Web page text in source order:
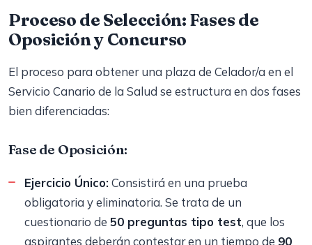
Proceso de Selección: Fases de
Oposición y Concurso
El proceso para obtener una plaza de Celador/a en el
Servicio Canario de la Salud se estructura en dos fases
bien diferenciadas:
Fase de Oposición:
Ejercicio Único: Consistirá en una prueba
obligatoria y eliminatoria. Se trata de un
cuestionario de50 preguntas tipo test, que los
aspirantes deberán contestar en un tiempo de 90